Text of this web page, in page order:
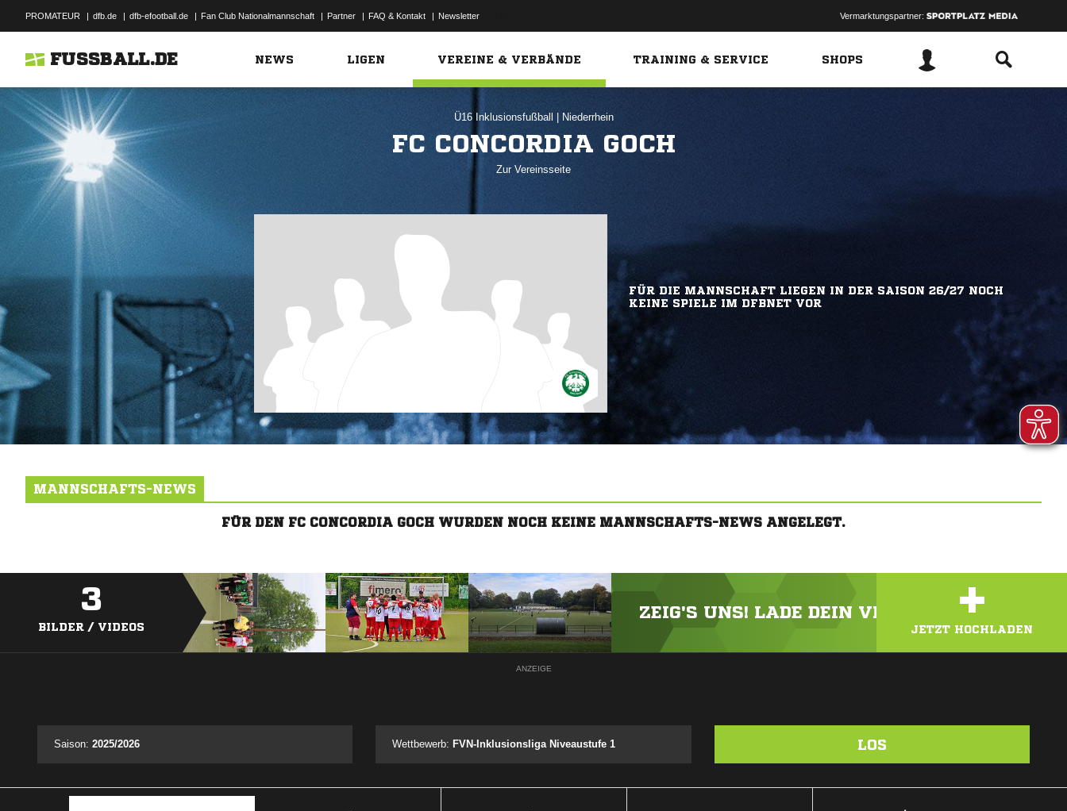
PROMATEUR | dfb.de | dfb-efootball.de | Fan Club Nationalmannschaft | Partner | FAQ & Kontakt | Newsletter Vermarktungspartner:
FUSSBALL.DE NEWS LIGEN VEREINE & VERBÄNDE TRAINING & SERVICE SHOPS
Ü16 Inklusionsfußball Niederrhein
FC CONCORDIA GOCH
Zur Vereinsseite
FÜR DIE MANNSCHAFT LIEGEN IN DER SAISON 26/27 NOCH
KEINE SPIELE IM DFBNET VOR
MANNSCHAFTS-NEWS
FÜR DEN FC CONCORDIA GOCH WURDEN NOCH KEINE MANNSCHAFTS-NEWS ANGELEGT.
3
BILDER / VIDEOS
ZEIG'S UNS! LADE DEIN VIDEO ODER FOTO
+
JETZT HOCHLADEN
ANZEIGE
Saison: 2025/2026 Wettbewerb: FVN-Inklusionsliga Niveaustufe 1 LOS